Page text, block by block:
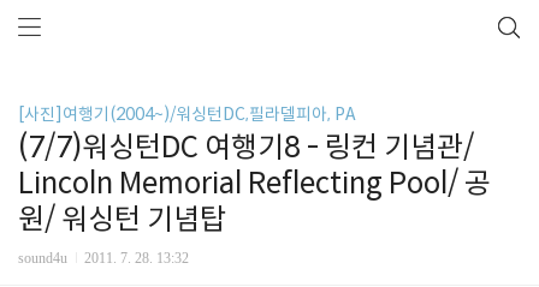
[사진]여행기(2004~)/워싱턴DC,필라델피아, PA
(7/7)워싱턴DC 여행기8 - 링컨 기념관/
Lincoln Memorial Reflecting Pool/ 공
원/ 워싱턴 기념탑
sound4u 2011. 7. 28. 13:32